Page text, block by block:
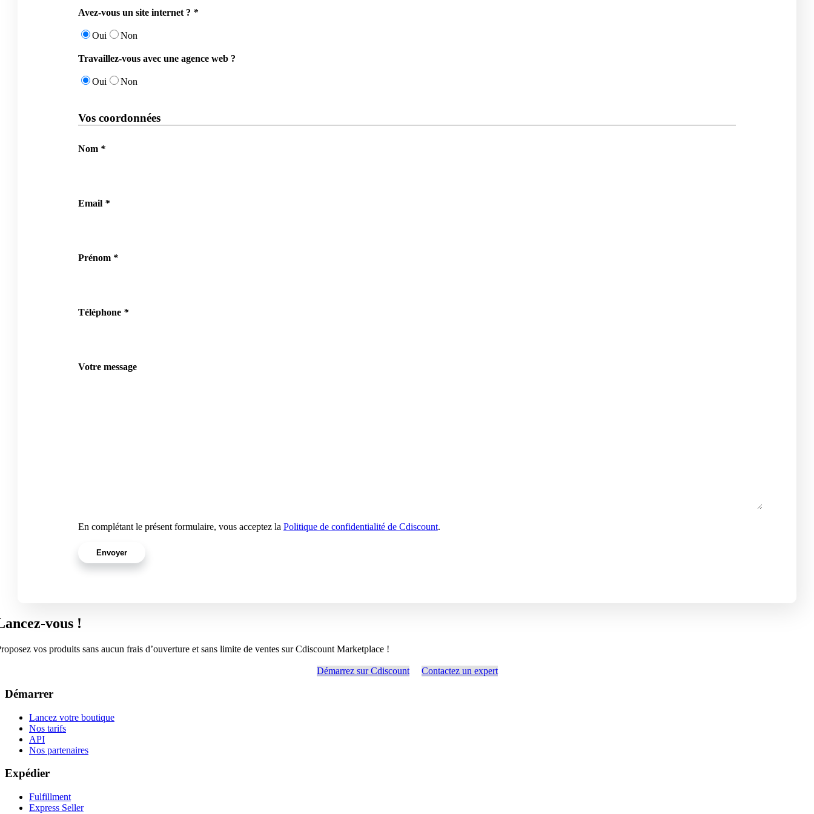
Avez-vous un site internet ? *
Oui Non
Travaillez-vous avec une agence web ?
Oui Non
Vos coordonnées
Nom *
Email *
Prénom *
Téléphone *
Votre message
En complétant le présent formulaire, vous acceptez la Politique de confidentialité de Cdiscount.
vous !
vos produits sans aucun frais d’ouverture et sans limite de ventes sur Cdiscount Marketplace !
Démarrez sur Cdiscount Contactez un expert
Démarrer
Lancez votre boutique
Nos tarifs
API
Nos partenaires
Expédier
Fulfillment
Express Seller